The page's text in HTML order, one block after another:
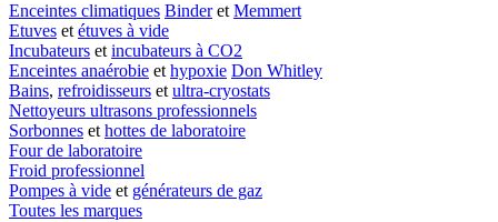
Enceintes climatiques BinderetMemmert
Etuves etétuves à vide
Incubateurs etincubateurs à CO2
Enceintes anaérobie ethypoxie Don Whitley
Bains, refroidisseurs etultra-cryostats
Nettoyeurs ultrasons professionnels
Sorbonnes ethottes de laboratoire
Four de laboratoire
Froid professionnel
Pompes à vide et générateurs de gaz
Toutes les marques